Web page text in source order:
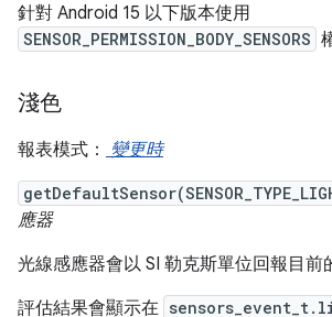
針對 Android 15 以下版本使用
SENSOR_PERMISSION_BODY_SENSORS
淺色
報表模式： 變更時
應器
光線感應器會以 SI 勒克斯單位回報目前
評估結果會顯示在